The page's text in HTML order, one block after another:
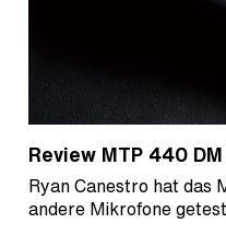
Review MTP 440 DM
Ryan Canestro hat das
andere Mikrofone